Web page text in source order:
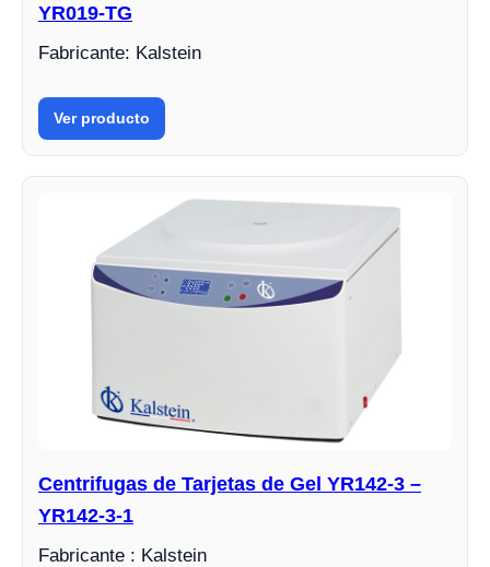
YR019-TG
Fabricante: Kalstein
Ver producto
Centrifugas de Tarjetas de Gel YR142-3 –
YR142-3-1
Fabricante : Kalstein